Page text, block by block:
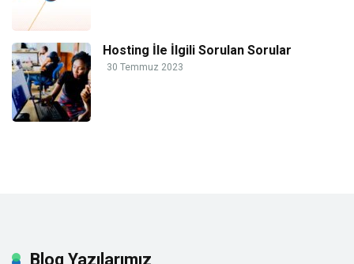
Hosting İle İlgili Sorulan Sorular
30 Temmuz 2023
Blog Yazılarımız